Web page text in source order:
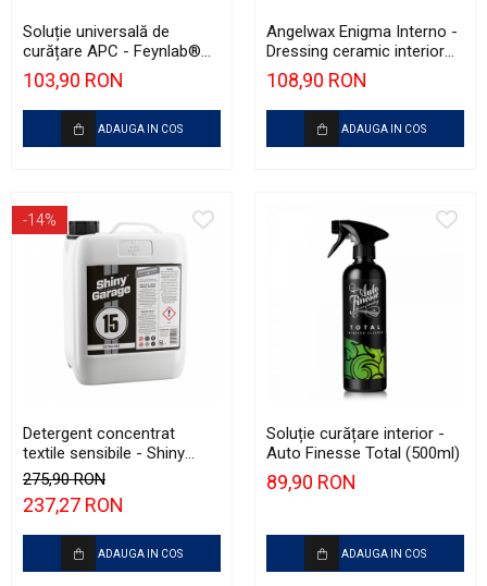
Soluție universală de
curățare APC - Feynlab®
(1L)
103,90 RON
ADAUGA IN COS
Angelwax Enigma Interno -
Dressing ceramic interior
cu finisaj mat (OEM)
(500ml)
108,90 RON
ADAUGA IN COS
-14%
Detergent concentrat
textile sensibile - Shiny
Garage Extra Dry
Concentrate (5L)
275,90 RON
237,27 RON
ADAUGA IN COS
Soluție curățare interior -
Auto Finesse Total (500ml)
89,90 RON
ADAUGA IN COS